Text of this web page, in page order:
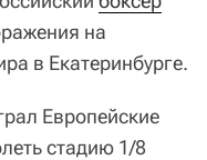
на
в Екатеринбурге.
Европейские
стадию 1/8